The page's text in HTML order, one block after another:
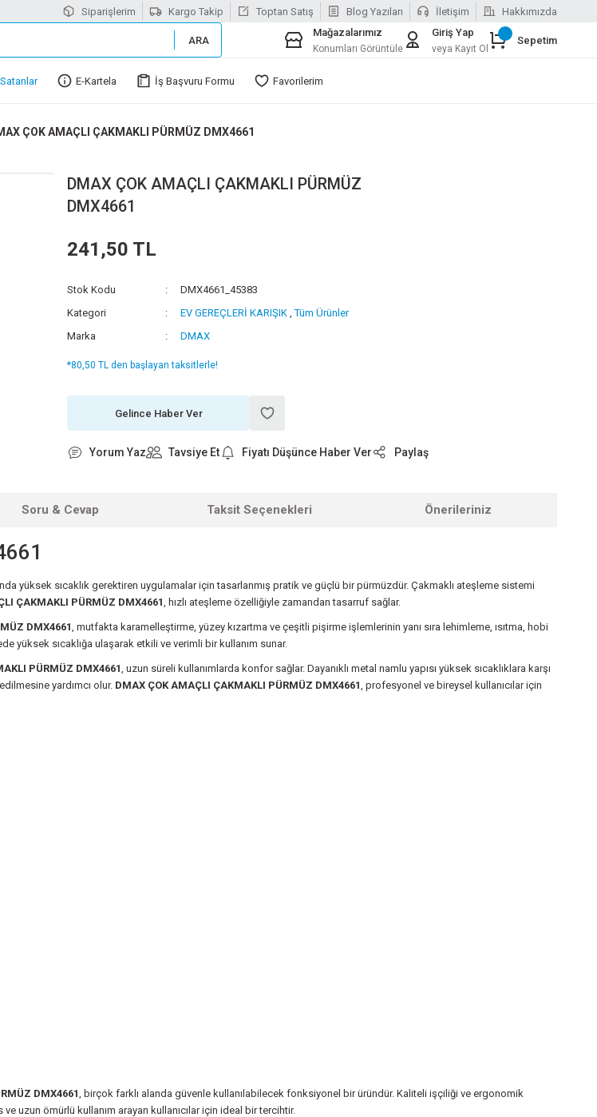
Siparişlerim Kargo Takip Toptan Satış Blog Yazıları İletişim Hakkımızda
ARA
Mağazalarımız
Konumları Görüntüle
Giriş Yap
veya Kayıt Ol
Sepetim
E-Kartela İş Başvuru Formu Favorilerim
ÇOK AMAÇLI ÇAKMAKLI PÜRMÜZ DMX4661
DMAX ÇOK AMAÇLI ÇAKMAKLI PÜRMÜZ
DMX4661
241,50 TL
Stok Kodu
DMX4661_45383
Kategori
EV GEREÇLERİ KARIŞIK ,Tüm Ürünler
Marka
DMAX
*80,50 TL den başlayan taksitlerle!
Gelince Haber Ver
Yorum Yaz Tavsiye Et Fiyatı Düşünce Haber Ver Paylaş
Soru & Cevap Taksit Seçenekleri Önerileriniz
yüksek sıcaklık gerektiren uygulamalar için tasarlanmış pratik ve güçlü bir pürmüzdür. Çakmaklı ateşleme sistemi
ÇAKMAKLI PÜRMÜZ DMX4661, hızlı ateşleme özelliğiyle zamandan tasarruf sağlar.
DMX4661, mutfakta karamelleştirme, yüzey kızartma ve çeşitli pişirme işlemlerinin yanı sıra lehimleme, ısıtma, hobi
yüksek sıcaklığa ulaşarak etkili ve verimli bir kullanım sunar.
PÜRMÜZ DMX4661, uzun süreli kullanımlarda konfor sağlar. Dayanıklı metal namlu yapısı yüksek sıcaklıklara karşı
yardımcı olur. DMAX ÇOK AMAÇLI ÇAKMAKLI PÜRMÜZ DMX4661, profesyonel ve bireysel kullanıcılar için
DMX4661, birçok farklı alanda güvenle kullanılabilecek fonksiyonel bir üründür. Kaliteli işçiliği ve ergonomik
uzun ömürlü kullanım arayan kullanıcılar için ideal bir tercihtir.